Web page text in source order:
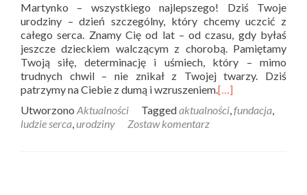
Martynko – wszystkiego najlepszego! Dziś Twoje
urodziny – dzień szczególny, który chcemy uczcić z
całego serca. Znamy Cię od lat – od czasu, gdy byłaś
jeszcze dzieckiem walczącym z chorobą. Pamiętamy
Twoją siłę, determinację i uśmiech, który – mimo
trudnych chwil – nie znikał z Twojej twarzy. Dziś
patrzymy na Ciebie z dumą i wzruszeniem.[…]
Utworzono Aktualności Taggedaktualności,fundacja,
ludzie serca,urodziny Zostaw komentarz